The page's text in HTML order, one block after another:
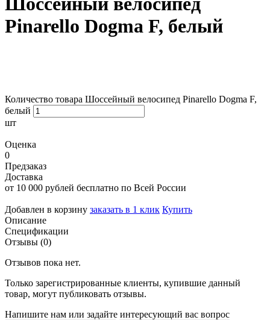
Pinarello Dogma F, белый
Количество товара Шоссейный велосипед Pinarello Dogma F,
белый
шт
Оценка
0
Предзаказ
Доставка
от 10 000 рублей бесплатно по Всей России
Добавлен в корзину заказать в 1 клик Купить
Описание
Спецификации
Отзывы (0)
Отзывов пока нет.
Только зарегистрированные клиенты, купившие данный
товар, могут публиковать отзывы.
Напишите нам или задайте интересующий вас вопрос